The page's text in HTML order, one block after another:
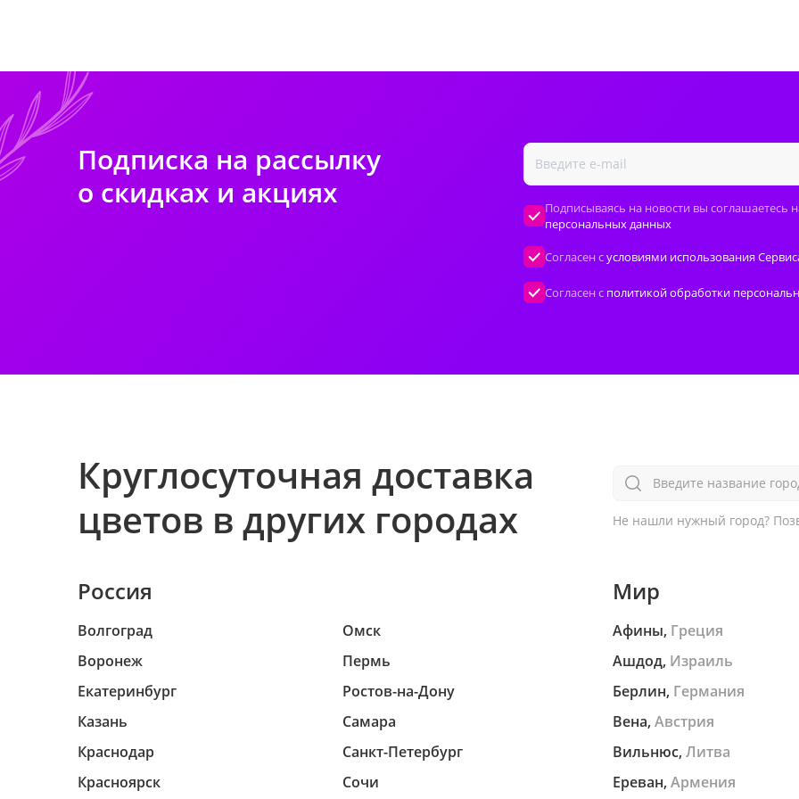
Подписка на рассылку
о скидках и акциях
Подписываясь на новости вы соглашаетесь
персональных данных
Согласен сусловиями использования
Согласен с политикой обработки
Круглосуточная доставка
цветов в других городах
Введите название
Россия
Волгоград
Воронеж
Екатеринбург
Казань
Краснодар
Красноярск
Омск
Пермь
Ростов-на-Дону
Самара
Санкт-Петербург
Сочи
Мир
Афины, Греция
Ашдод, Израиль
Берлин, Германия
Вена, Австрия
Вильнюс, Литва
Ереван, Армения
Не нашли нужный город?